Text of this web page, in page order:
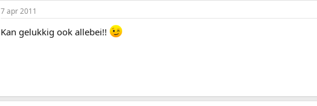
7 apr 2011
Kan gelukkig ook allebei!!